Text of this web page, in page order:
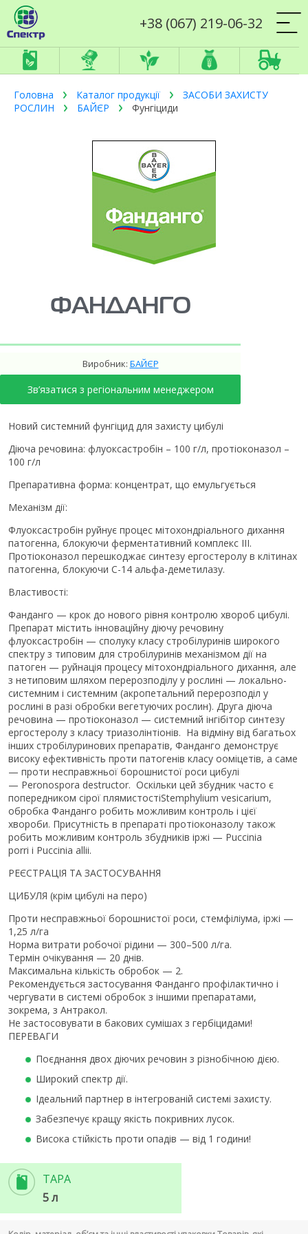
+38 (067) 219-06-32
Головна Каталог продукції
ЗАСОБИ ЗАХИСТУ
РОСЛИН
БАЙЄР Фунгіциди
ФАНДАНГО
Виробник: БАЙЄР
Зв’язатися з регіональним менеджером
Новий системний фунгіцид для захисту цибулі
Діюча речовина: флуоксастробін – 100 г/л, протіоконазол –
100 г/л
Препаративна форма: концентрат, що емульгується
Механізм дії:
Флуоксастробін руйнує процес мітохондріального дихання
патогенна, блокуючи ферментативний комплекс ІІІ.
Протіоконазол перешкоджає синтезу ергостеролу в клітинах
патогенна, блокуючи С-14 альфа-деметилазу.
Властивості:
Фанданго — крок до нового рівня контролю хвороб цибулі.
Препарат містить інноваційну діючу речовину
флуоксастробін — сполуку класу стробілуринів широкого
спектру з типовим для стробілуринів механізмом дії на
патоген — руйнація процесу мітохондріального дихання, але
з нетиповим шляхом перерозподілу у рослині — локально-
системним і системним (акропетальний перерозподіл у
рослині в разі обробки вегетуючих рослин). Друга діюча
речовина — протіоконазол — системний інгібітор синтезу
ергостеролу з класу триазолінтіонів. На відміну від багатьох
інших стробілуринових препаратів, Фанданго демонструє
високу ефективність проти патогенів класу ооміцетів, а саме
— проти несправжньої борошнистої роси цибулі
— Peronospora destructor. Оскільки цей збудник часто є
попередником сірої плямистостіStemphylium vesicarium,
обробка Фанданго робить можливим контроль і цієї
хвороби. Присутність в препараті протіоконазолу також
робить можливим контроль збудників іржі — Puccinia
porri і Puccinia allii.
РЕЄСТРАЦІЯ ТА ЗАСТОСУВАННЯ
ЦИБУЛЯ (крім цибулі на перо)
Проти несправжньої борошнистої роси, стемфіліума, іржі —
1,25 л/га
Норма витрати робочої рідини — 300–500 л/га.
Термін очікування — 20 днів.
Максимальна кількість обробок — 2.
Рекомендується застосування Фанданго профілактично і
чергувати в системі обробок з іншими препаратами,
зокрема, з Антракол.
Не застосовувати в бакових сумішах з гербіцидами!
ПЕРЕВАГИ
Поєднання двох діючих речовин з різнобічною дією.
Широкий спектр дії.
Ідеальний партнер в інтегрованій системі захисту.
Забезпечує кращу якість покривних лусок.
Висока стійкість проти опадів — від 1 години!
ТАРА
5 л